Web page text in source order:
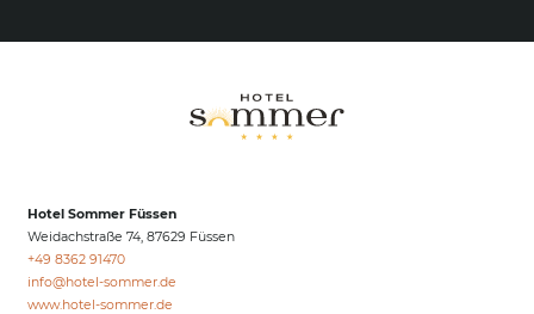
Hotel Sommer Füssen
Weidachstraße 74, 87629 Füssen
+49 8362 91470
info@hotel-sommer.de
www.hotel-sommer.de